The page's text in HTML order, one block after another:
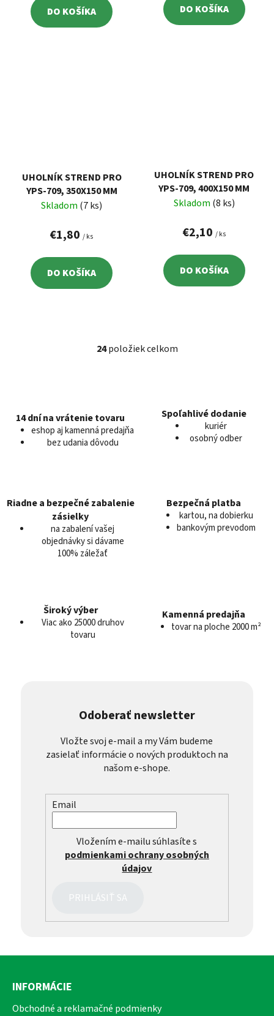
DO KOŠÍKA DO KOŠÍKA
UHOLNÍK STREND PRO
YPS-709, 350X150 MM
Skladom (7 ks)
€1,80 / ks
DO KOŠÍKA
UHOLNÍK STREND PRO
YPS-709, 400X150 MM
Skladom (8 ks)
€2,10 / ks
DO KOŠÍKA
O
24položiek celkom
14 dní na vrátenie tovaru
eshop aj kamenná predajňa
bez udania dôvodu
Spoľahlivé dodanie
kuriér
osobný odber
Riadne a bezpečné zabalenie
zásielky
na zabalení vašej
objednávky si dávame
100% záležať
Bezpečná platba
kartou, na dobierku
bankovým prevodom
Široký výber
Viac ako 25000 druhov
tovaru
Kamenná predajňa
tovar na ploche 2000 m²
Odoberať newsletter
Vložte svoj e-mail a my Vám budeme
zasielať informácie o nových produktoch na
našom e-shope.
Email
Vložením e-mailu súhlasíte s
podmienkami ochrany osobných
údajov
PRIHLÁSIŤ SA
Z
INFORMÁCIE
Obchodné a reklamačné podmienky